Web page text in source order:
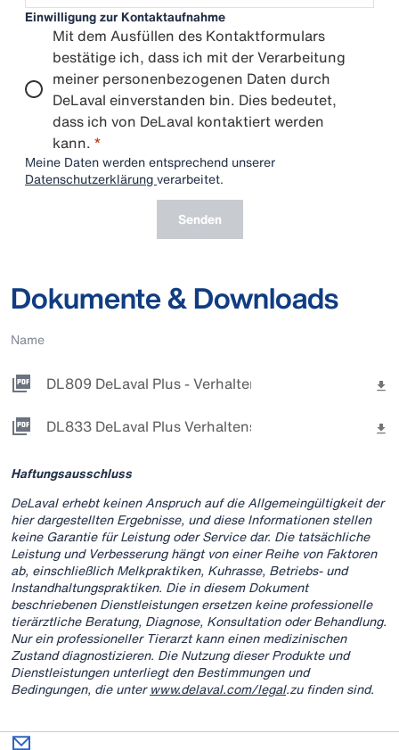
Einwilligung zur Kontaktaufnahme
Mit dem Ausfüllen des Kontaktformulars
bestätige ich, dass ich mit der Verarbeitung
meiner personenbezogenen Daten durch
DeLaval einverstanden bin. Dies bedeutet,
dass ich von DeLaval kontaktiert werden
kann. *
Meine Daten werden entsprechend unserer
Datenschutzerklärungverarbeitet.
Senden
Dokumente & Downloads
Name
DL809 DeLaval Plus - Verhaltensanalyse
DL833 DeLaval Plus Verhaltensanalyse
Haftungsausschluss
DeLaval erhebt keinen Anspruch auf die Allgemeingültigkeit der
hier dargestellten Ergebnisse, und diese Informationen stellen
keine Garantie für Leistung oder Service dar. Die tatsächliche
Leistung und Verbesserung hängt von einer Reihe von Faktoren
ab, einschließlich Melkpraktiken, Kuhrasse, Betriebs- und
Instandhaltungspraktiken. Die in diesem Dokument
beschriebenen Dienstleistungen ersetzen keine professionelle
tierärztliche Beratung, Diagnose, Konsultation oder Behandlung.
Nur ein professioneller Tierarzt kann einen medizinischen
Zustand diagnostizieren. Die Nutzung dieser Produkte und
Dienstleistungen unterliegt den Bestimmungen und
Bedingungen, die unterwww.delaval.com/legal.zu finden sind.